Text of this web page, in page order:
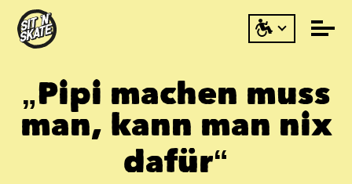
„Pipi machen muss
man, kann man nix
dafür“